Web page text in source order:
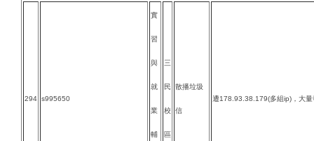
294 s995650
實
習
與
就
業
輔
三
民
校
區
散播垃圾
信
遭178.93.38.179(多組ip)，大量